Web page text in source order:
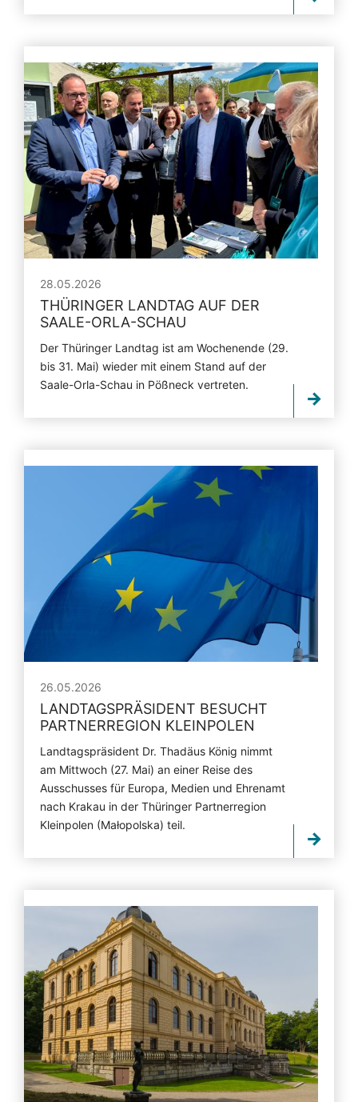
28.05.2026
THÜRINGER LANDTAG AUF DER
SAALE-ORLA-SCHAU
Der Thüringer Landtag ist am Wochenende (29.
bis 31. Mai) wieder mit einem Stand auf der
Saale-Orla-Schau in Pößneck vertreten.
26.05.2026
LANDTAGSPRÄSIDENT BESUCHT
PARTNERREGION KLEINPOLEN
Landtagspräsident Dr. Thadäus König nimmt
am Mittwoch (27. Mai) an einer Reise des
Ausschusses für Europa, Medien und Ehrenamt
nach Krakau in der Thüringer Partnerregion
Kleinpolen (Małopolska) teil.